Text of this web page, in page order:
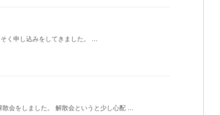
く申し込みをしてきました。 ...
会をしました。 解散会というと少し心配 ...